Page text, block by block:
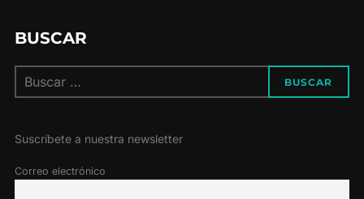
BUSCAR
BUSCAR
Suscríbete a nuestra newsletter
Correo electrónico